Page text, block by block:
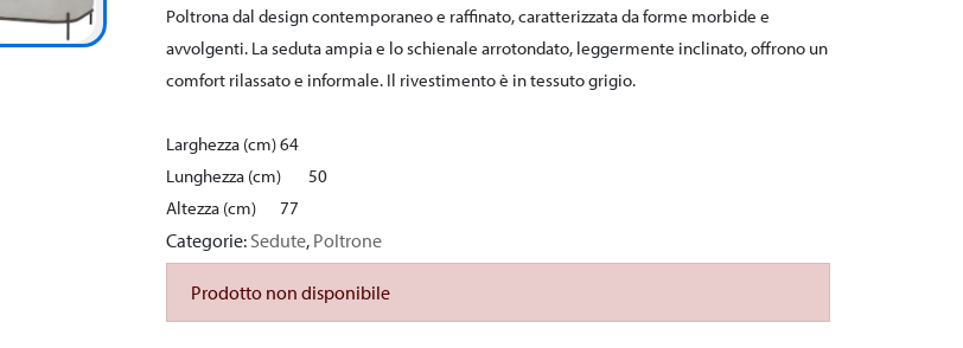
Poltrona dal design contemporaneo e raffinato, caratterizzata da forme morbide e
avvolgenti. La seduta ampia e lo schienale arrotondato, leggermente inclinato, offrono un
comfort rilassato e informale. Il rivestimento è in tessuto grigio.
Larghezza (cm)64
Lunghezza (cm)
50
Altezza (cm)
77
Categorie: Sedute, Poltrone
Prodotto non disponibile